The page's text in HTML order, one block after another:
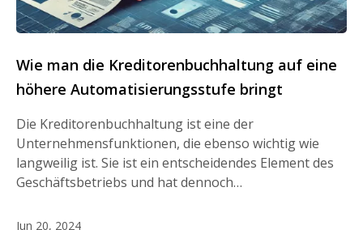
Wie man die Kreditorenbuchhaltung auf eine
höhere Automatisierungsstufe bringt
Die Kreditorenbuchhaltung ist eine der
Unternehmensfunktionen, die ebenso wichtig wie
langweilig ist. Sie ist ein entscheidendes Element des
Geschäftsbetriebs und hat dennoch…
Jun 20, 2024